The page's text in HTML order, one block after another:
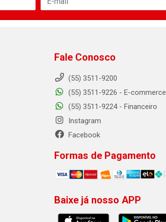
Fale Conosco
(55) 3511-9200
(55) 3511-9226 - E-commerce
(55) 3511-9224 - Financeiro
Instagram
Facebook
Formas de Pagamento
Baixe já nosso APP